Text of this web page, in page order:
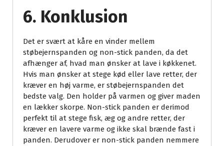
6. Konklusion
Det er svært at kåre en vinder mellem
støbejernspanden og non-stick panden, da det
afhænger af, hvad man ønsker at lave i køkkenet.
Hvis man ønsker at stege kød eller lave retter, der
kræver en høj varme, er støbejernspanden det
bedste valg. Den holder på varmen og giver maden
en lækker skorpe. Non-stick panden er derimod
perfekt til at stege fisk, æg og andre retter, der
kræver en lavere varme og ikke skal brænde fast i
panden. Derudover er non-stick panden nemmere